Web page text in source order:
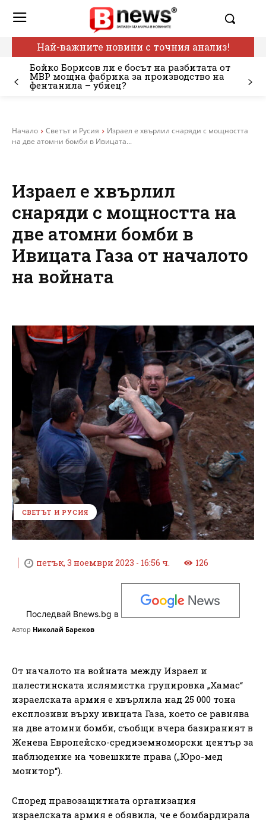
Най-важните новини с точния анализ!
Бойко Борисов ли е босът на разбитата от
МВР мощна фабрика за производство на
фентанила – убиец?
Начало Светът и Русия
Израел е хвърлил снаряди с мощността
на две атомни бомби в Ивицата...
Израел е хвърлил
снаряди с мощността на
две атомни бомби в
Ивицата Газа от началото
на войната
СВЕТЪТ И РУСИЯ
петък, 3 ноември 2023 - 16:56 ч. 126
Последвай Bnews.bg в
Автор Николай Бареков
От началото на войната между Израел и
палестинската ислямистка групировка „Хамас“
израелската армия е хвърлила над 25 000 тона
експлозиви върху ивицата Газа, което се равнява
на две атомни бомби, съобщи вчера базираният в
Женева Европейско-средиземноморски център за
наблюдение на човешките права („Юро-мед
монитор“).
Според правозащитната организация
израелската армия е обявила, че е бомбардирала